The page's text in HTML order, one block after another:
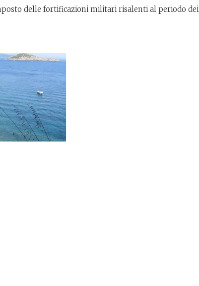
delle fortificazioni militari risalenti al periodo dei